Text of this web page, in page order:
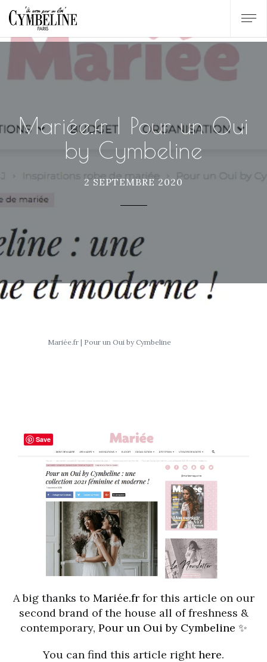
Mariée.fr | Pour un Oui
by Cymbeline
2 SEPTEMBRE 2020
Mariée.fr | Pour un Oui by Cymbeline
A big thanks to Mariée.frfor this article on our
second brand of the house all of freshness &
contemporary, Pour un Oui by Cymbeline ✨
You can find this article righthere.
Save